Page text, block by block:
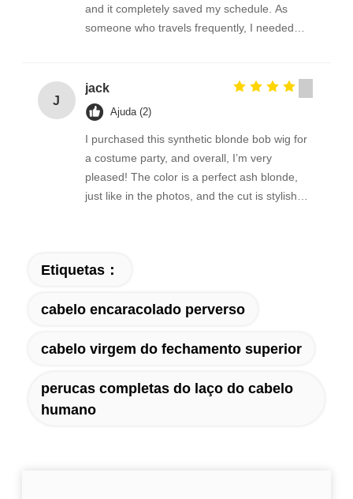
and it completely saved my schedule. As
someone who travels frequently, I needed
that.
J
jack
Ajuda (2)
I purchased this synthetic blonde bob wig for
a costume party, and overall, I’m very
pleased! The color is a perfect ash blonde,
just like in the photos, and the cut is stylish
Appearance: Looks very natural and matches
adjustable straps and combs inside kept it
average head, and it was still comfortable.
and it didn’t tangle much, even with some
dancing! Value for Money: For the price, the
Etiquetas：
cabelo encaracolado perverso
cabelo virgem do fechamento superior
perucas completas do laço do cabelo
humano